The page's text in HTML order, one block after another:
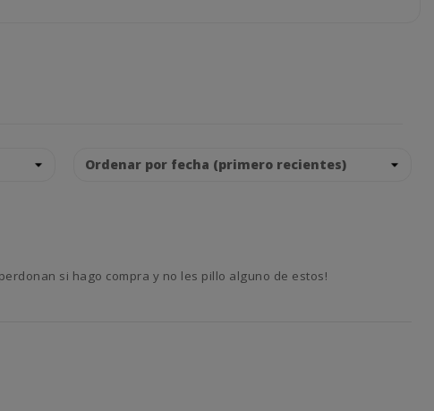
si hago compra y no les pillo alguno de estos!